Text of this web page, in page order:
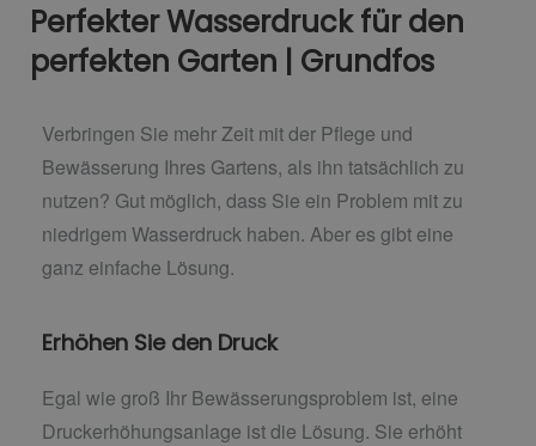
Perfekter Wasserdruck für den
perfekten Garten | Grundfos
Verbringen Sie mehr Zeit mit der Pflege und
Bewässerung Ihres Gartens, als ihn tatsächlich zu
nutzen? Gut möglich, dass Sie ein Problem mit zu
niedrigem Wasserdruck haben. Aber es gibt eine
ganz einfache Lösung.
Erhöhen Sie den Druck
Egal wie groß Ihr Bewässerungsproblem ist, eine
Druckerhöhungsanlage ist die Lösung. Sie erhöht